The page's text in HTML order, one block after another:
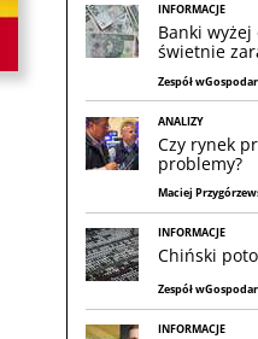
INFORMACJE
Banki
świetnie
Zespół
ANALIZY
Czy rynek
problemy?
Maciej
INFORMACJE
Chiński
Zespół
INFORMACJE